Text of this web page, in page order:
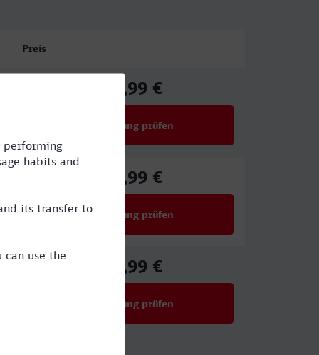
Preis
48,99 €
Verbindung prüfen
44,99 €
Verbindung prüfen
42,99 €
Verbindung prüfen